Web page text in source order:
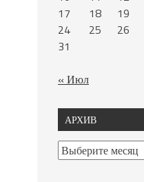
17
18 19
24
25 26
31
« Июл
АРХИВ